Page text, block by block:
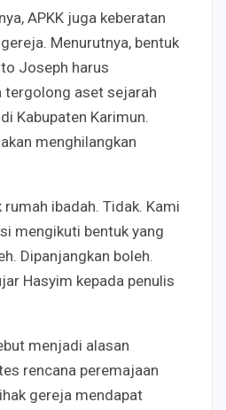
APKK juga keberatan
gereja. Menurutnya, bentuk
Joseph harus
tergolong aset sejarah
Kabupaten Karimun.
menghilangkan
rumah ibadah. Tidak. Kami
mengikuti bentuk yang
Dipanjangkan boleh.
Hasyim kepada penulis
menjadi alasan
rencana peremajaan
gereja mendapat